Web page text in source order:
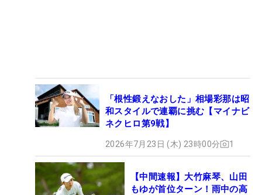
「根性鍛えなおした」相場彩那は昭
和スタイルで連覇に挑む【マイナビ
ネクヒロ第9戦】
2026年7月23日 (木) 23時00分 1
【中間速報】大竹麻琴、山田
もゆが首位ターン！雨中の高